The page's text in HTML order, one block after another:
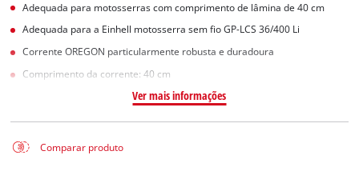
Adequada para motosserras com comprimento de lâmina de 40 cm
Adequada para a Einhell motosserra sem fio GP-LCS 36/400 Li
Corrente OREGON particularmente robusta e duradoura
Comprimento da corrente: 40 cm
Ver mais informações
Comparar produto